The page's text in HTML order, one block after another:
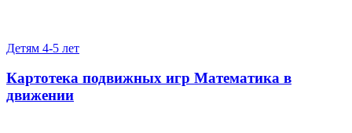
Детям 4-5 лет
Картотека подвижных игр Математика в
движении